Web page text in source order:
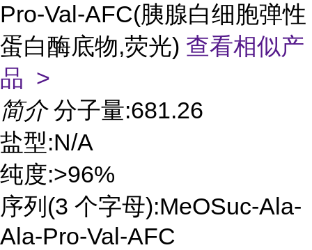
Pro-Val-AFC(胰腺白细胞弹性
蛋白酶底物,荧光) 查看相似产
品 >
简介 分子量:681.26
盐型:N/A
纯度:>96%
序列(3 个字母):MeOSuc-Ala-
Ala-Pro-Val-AFC